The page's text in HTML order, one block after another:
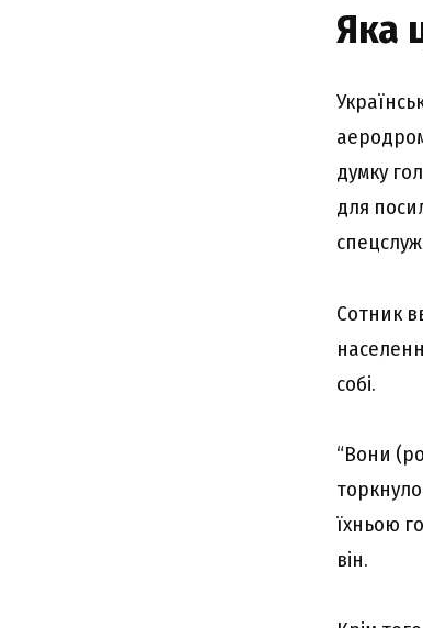
Яка
думку
для
Сотник
собі.
“Вони
їхньою
він.